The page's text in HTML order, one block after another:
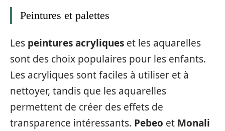
Peintures et palettes
Les peintures acryliques et les aquarelles
sont des choix populaires pour les enfants.
Les acryliques sont faciles à utiliser et à
nettoyer, tandis que les aquarelles
permettent de créer des effets de
transparence intéressants. Pebeo et Monali